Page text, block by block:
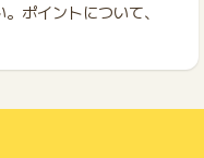
ポイントについて、